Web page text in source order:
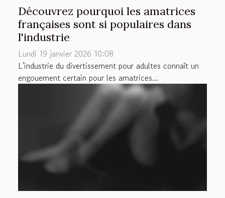
Découvrez pourquoi les amatrices
françaises sont si populaires dans
l'industrie
Lundi 19 janvier 2026 10:08
L'industrie du divertissement pour adultes connaît un
engouement certain pour les amatrices...